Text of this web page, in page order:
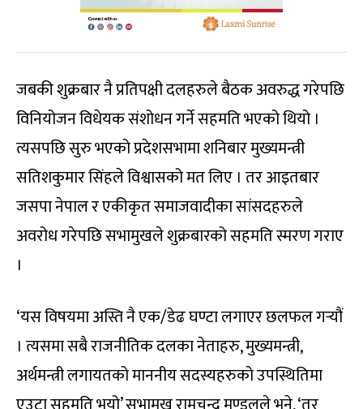
जबकी शुक्रबार नै प्रतिपक्षी दलहरुले बैठक अवरुद्ध गरेपछि
विनियोजन विधेयक संशोधन गर्ने सहमति भएको थियो ।
त्यसपछि सुरु भएको प्रदेशसभामा शनिबार मुख्यमन्त्री
सतिशकुमार सिंहले विश्वासको मत लिए । तर आइतबार
जसपा नेपाल र एकीकृत समाजवादीका सांसदहरुले
अवरोध गरेपछि सभामुखले शुक्रबारको सहमति स्मरण गराए
।
‘यस विषयमा अस्ति नै एक/डेढ घण्टा लगाएर छलफल गर्‍यौं
। त्यसमा सबै राजनीतिक दलका नेताहरु, मुख्यमन्त्री,
अर्थमन्त्री लगायतको माननीय सदस्यहरुको उपस्थितिमा